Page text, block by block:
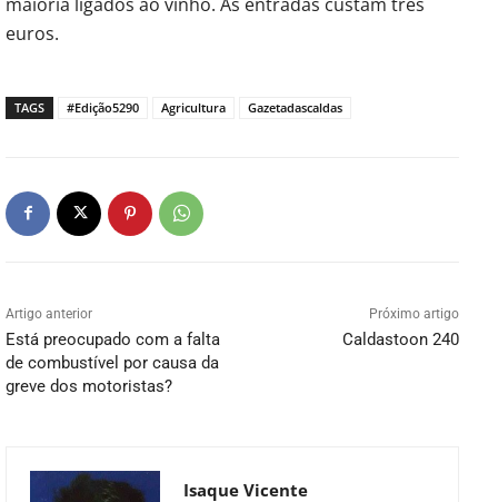
euros.
TAGS #Edição5290 Agricultura Gazetadascaldas
Artigo anterior
Está preocupado com a falta
de combustível por causa da
greve dos motoristas?
Próximo artigo
Caldastoon 240
Isaque Vicente